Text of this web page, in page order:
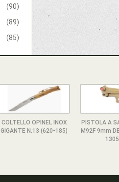
(90)
(89)
(85)
COLTELLO OPINEL INOX
GIGANTE N.13 (620-185)
PISTOLA A
M92F 9mm